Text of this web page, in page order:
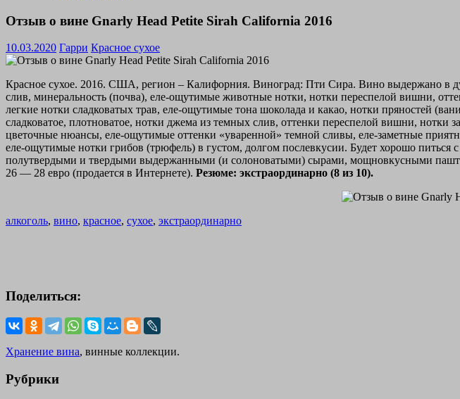
Отзыв о вине Gnarly Head Petite Sirah California 2016
10.03.2020 Гарри Красное сухое
Красное сухое. 2016. США, регион – Калифорния. Виноград: Пти Сира. Вино выдержано в
слив, минеральность (почва), еле-ощутимые животные нотки, нотки переспелой вишни,
легкие нотки сладковатых трав, еле-ощутимые тона шоколада и какао, нотки пряностей
сладковатое, плотноватое, нотки джема из темных слив, оттенки переспелой вишни, нотки
цветочные нюансы, еле-ощутимые оттенки «уваренной» темной сливы, еле-заметные
еле-ощутимые нотки грибов (трюфель) в густом, долгом послевкусии. Будет хорошо
полутвердыми и твердыми выдержанными (и солоноватыми) сырами, мощновкусными
26 — 28 евро (продается в Интернете). Резюме: экстраординарно (8 из 10).
алкоголь, вино, красное, сухое, экстраординарно
Поделиться:
Хранение вина, винные коллекции.
Рубрики